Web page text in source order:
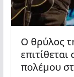
Ο θρύλος
πολέμου